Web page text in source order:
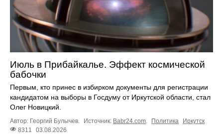
Июль в Прибайкалье. Эффект космической
бабочки
Первым, кто принес в избирком документы для регистрации
кандидатом на выборы в Госдуму от Иркутской области, стал
Олег Новицкий.
Автор: Георгий Булычев. Источник: Babr24.com. Политика
Иркутск
8311
03.08.2026